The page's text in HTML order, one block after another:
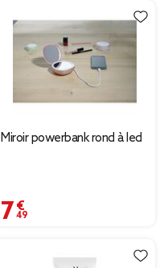
Miroir powerbank rond à led
7,49 €